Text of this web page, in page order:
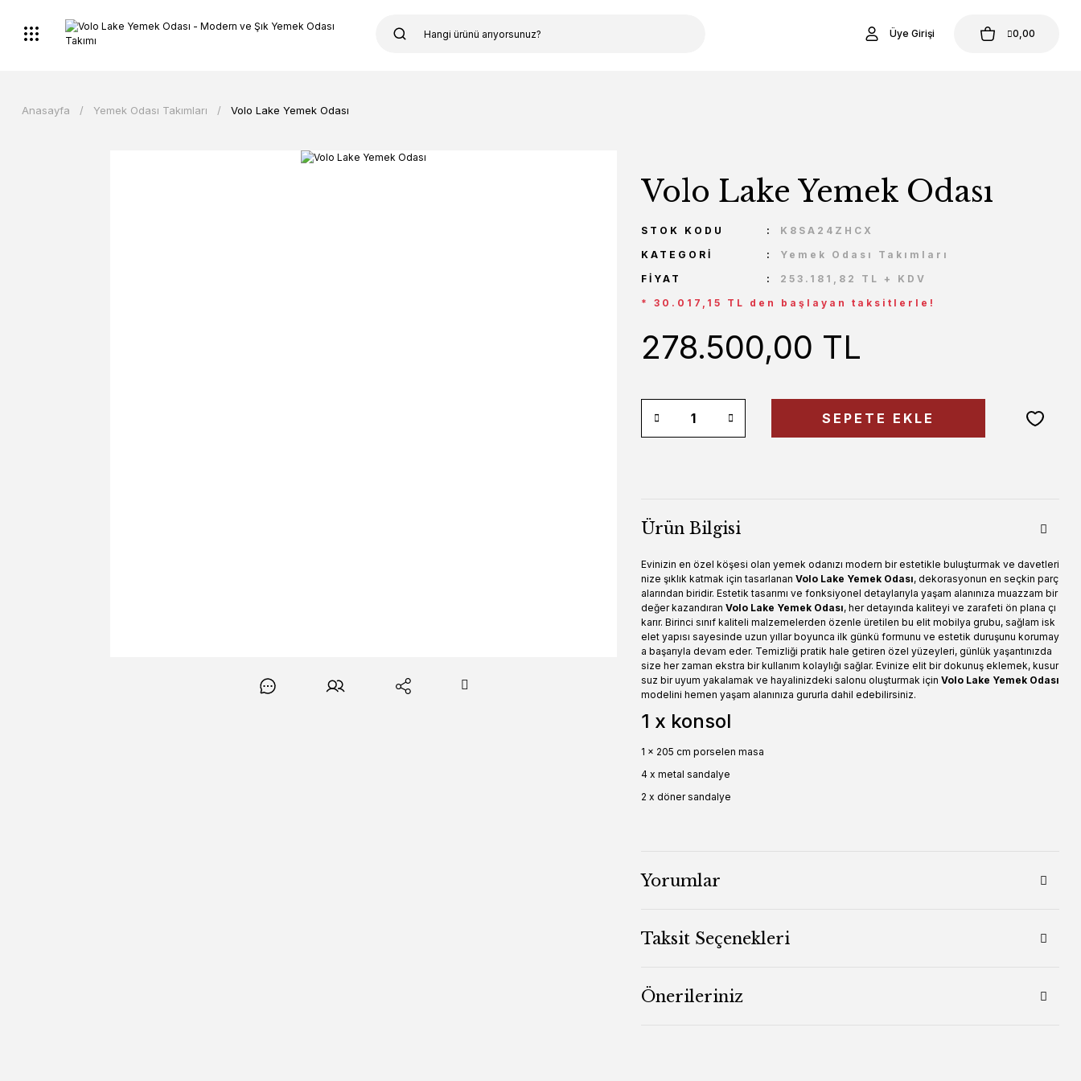
Üye Girişi 0,00
Anasayfa Yemek Odası Takımları Volo Lake Yemek Odası
Volo Lake Yemek Odası
STOK KODU
K8SA24ZHCX
KATEGORI
Yemek Odası Takımları
FIYAT
253.181,82 TL + KDV
* 30.017,15 TL den başlayan taksitlerle!
278.500,00 TL
SEPETE EKLE
Ürün Bilgisi
Evinizin en özel köşesi olan yemek odanızı modern bir estetikle buluşturmak ve davetleri
nize şıklık katmak için tasarlanan Volo Lake Yemek Odası, dekorasyonun en seçkin parç
alarından biridir. Estetik tasarımı ve fonksiyonel detaylarıyla yaşam alanınıza muazzam bir
değer kazandıran Volo Lake Yemek Odası, her detayında kaliteyi ve zarafeti ön plana çı
karır. Birinci sınıf kaliteli malzemelerden özenle üretilen bu elit mobilya grubu, sağlam isk
elet yapısı sayesinde uzun yıllar boyunca ilk günkü formunu ve estetik duruşunu korumay
a başarıyla devam eder. Temizliği pratik hale getiren özel yüzeyleri, günlük yaşantınızda
size her zaman ekstra bir kullanım kolaylığı sağlar. Evinize elit bir dokunuş eklemek, kusur
suz bir uyum yakalamak ve hayalinizdeki salonu oluşturmak için Volo Lake Yemek Odası
modelini hemen yaşam alanınıza gururla dahil edebilirsiniz.
1 x konsol
1 x 205 cm porselen masa
4 x metal sandalye
2 x döner sandalye
Yorumlar
Taksit Seçenekleri
Önerileriniz